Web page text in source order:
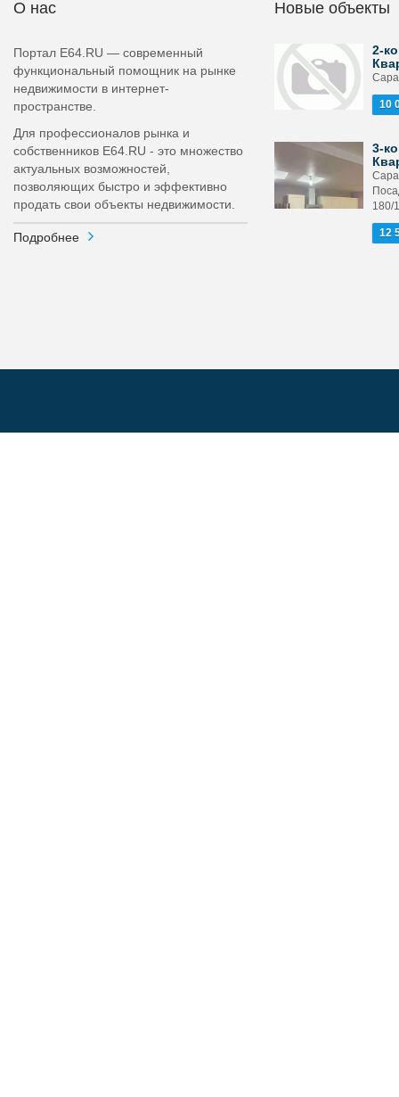
О нас
Портал E64.RU — современный
функциональный помощник на рынке
недвижимости в интернет-
пространстве.
Для профессионалов рынка и
собственников E64.RU - это множество
актуальных возможностей,
позволяющих быстро и эффективно
продать свои объекты недвижимости.
Подробнее
Новые объекты
2-
10
3-
180/
12